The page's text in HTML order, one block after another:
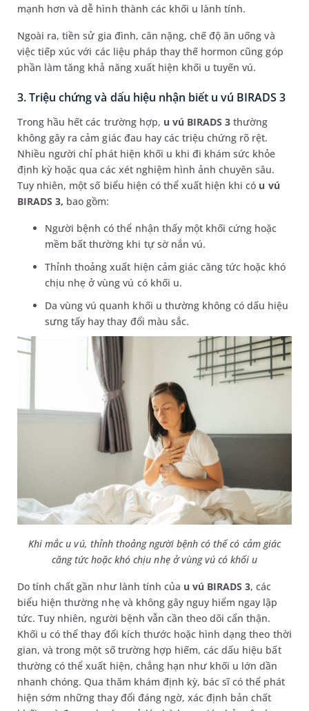
mạnh hơn và dễ hình thành các khối u lành tính.
Ngoài ra, tiền sử gia đình, cân nặng, chế độ ăn uống và
việc tiếp xúc với các liệu pháp thay thế hormon cũng góp
phần làm tăng khả năng xuất hiện khối u tuyến vú.
3. Triệu chứng và dấu hiệu nhận biết u vú BIRADS 3
Trong hầu hết các trường hợp, u vú BIRADS 3 thường
không gây ra cảm giác đau hay các triệu chứng rõ rệt.
Nhiều người chỉ phát hiện khối u khi đi khám sức khỏe
định kỳ hoặc qua các xét nghiệm hình ảnh chuyên sâu.
Tuy nhiên, một số biểu hiện có thể xuất hiện khi có u vú
BIRADS 3, bao gồm:
Người bệnh có thể nhận thấy một khối cứng hoặc
mềm bất thường khi tự sờ nắn vú.
Thỉnh thoảng xuất hiện cảm giác căng tức hoặc khó
chịu nhẹ ở vùng vú có khối u.
Da vùng vú quanh khối u thường không có dấu hiệu
sưng tấy hay thay đổi màu sắc.
Khi mắc u vú, thỉnh thoảng người bệnh có thể có cảm giác
căng tức hoặc khó chịu nhẹ ở vùng vú có khối u
Do tính chất gần như lành tính của u vú BIRADS 3, các
biểu hiện thường nhẹ và không gây nguy hiểm ngay lập
tức. Tuy nhiên, người bệnh vẫn cần theo dõi cẩn thận.
Khối u có thể thay đổi kích thước hoặc hình dạng theo thời
gian, và trong một số trường hợp hiếm, các dấu hiệu bất
thường có thể xuất hiện, chẳng hạn như khối u lớn dần
nhanh chóng. Qua thăm khám định kỳ, bác sĩ có thể phát
hiện sớm những thay đổi đáng ngờ, xác định bản chất